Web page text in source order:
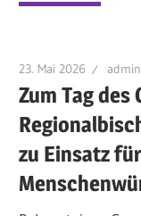
23. Mai 2026 admin
Zum Tag des
zu Einsatz